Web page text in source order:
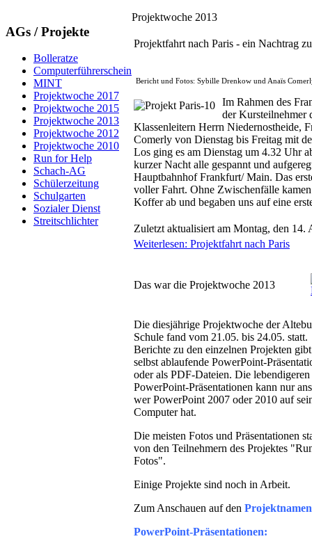
AGs / Projekte
Bolleratze
Computerführerschein
MINT
Projektwoche 2017
Projektwoche 2015
Projektwoche 2013
Projektwoche 2012
Projektwoche 2010
Run for Help
Schach-AG
Schülerzeitung
Schulgarten
Sozialer Dienst
Streitschlichter
ukash
-
Projektwoche 2013
Projektfahrt nach Paris - ein Nachtrag
Bericht und Fotos: Sybille Drenkow und Anaïs
Im Rahmen des
der Kursteilnehmer
Klassenleitern Herrn Niedernostheide,
Comerly von Dienstag bis Freitag mit
Los ging es am Dienstag um 4.32 Uhr
kurzer Nacht alle gespannt und
Hauptbahnhof Frankfurt/ Main. Das
voller Fahrt. Ohne Zwischenfälle
Koffer ab und begaben uns auf eine
Zuletzt aktualisiert am Montag, den
Weiterlesen: Projektfahrt nach Paris
Das war die Projektwoche 2013
Die diesjährige Projektwoche der
Schule fand vom 21.05. bis 24.05. statt.
Berichte zu den einzelnen Projekten gibt
selbst ablaufende PowerPoint-
oder als PDF-Dateien. Die lebendigeren
PowerPoint-Präsentationen kann nur
wer PowerPoint 2007 oder 2010 auf
Computer hat.
Die meisten Fotos und Präsentationen
von den Teilnehmern des Projektes
Fotos".
Einige Projekte sind noch in Arbeit.
Zum Anschauen auf den Projektnamen
PowerPoint-Präsentationen: